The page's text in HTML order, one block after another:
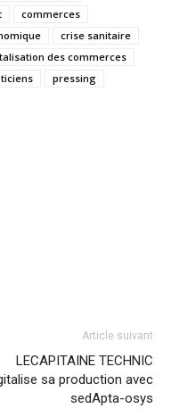
commerces
crise sanitaire
des commerces
pressing
Article suivant
LECAPITAINE TECHNIC
sa production avec
sedApta-osys